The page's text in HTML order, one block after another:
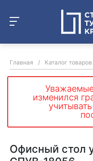
Главная / Каталог товаров
Уважаемые
изменился
Офисный стол